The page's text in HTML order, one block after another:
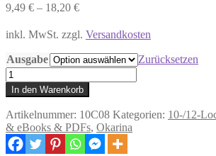
9,49 € – 18,20 €
inkl. MwSt. zzgl. Versandkosten
Ausgabe
Zurücksetzen
Ocarina
12/10
Songbook
-
48
deutsche
Volkslieder
In den Warenkorb
Artikelnummer: 10C08 Kategorien: 10-/12-
& eBooks & PDFs, Okarina